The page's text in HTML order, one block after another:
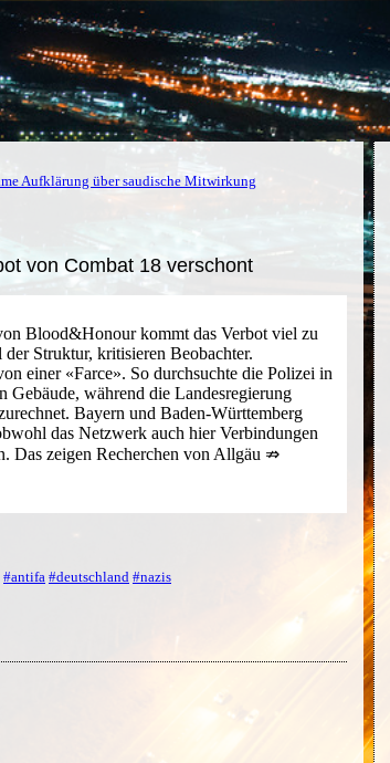
Aufklärung über saudische Mitwirkung
von Combat 18 verschont
Blood&Honour kommt das Verbot viel zu
Struktur, kritisieren Beobachter.
einer «Farce». So durchsuchte die Polizei in
Gebäude, während die Landesregierung
Bayern und Baden-Württemberg
das Netzwerk auch hier Verbindungen
Das zeigen Recherchen von Allgäu ⇏
#antifa #deutschland #nazis